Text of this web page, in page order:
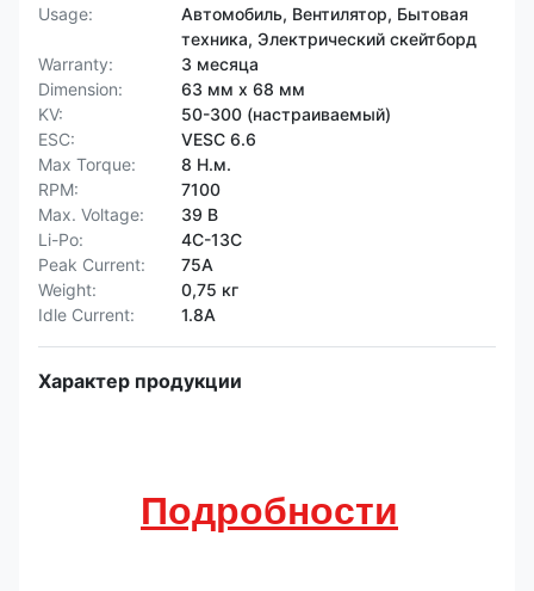
Usage:
Автомобиль, Вентилятор, Бытовая
техника, Электрический скейтборд
Warranty:
3 месяца
Dimension:
63 мм х 68 мм
KV:
50-300 (настраиваемый)
ESC:
VESC 6.6
Max Torque:
8 Н.м.
RPM:
7100
Max. Voltage:
39 В
Li-Po:
4С-13С
Peak Current:
75А
Weight:
0,75 кг
Idle Current:
1.8A
Характер продукции
Подробности